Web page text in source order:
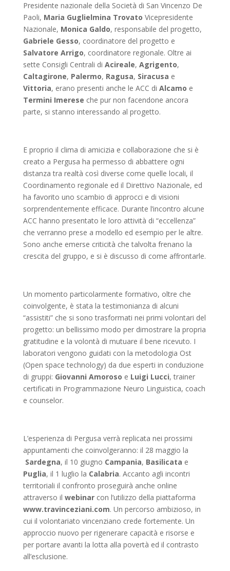
Presidente nazionale della Società di San Vincenzo De
Paoli, Maria Guglielmina Trovato Vicepresidente
Nazionale, Monica Galdo, responsabile del progetto,
Gabriele Gesso, coordinatore del progetto e
Salvatore Arrigo, coordinatore regionale. Oltre ai
sette Consigli Centrali di Acireale, Agrigento,
Caltagirone, Palermo, Ragusa, Siracusa e
Vittoria, erano presenti anche le ACC di Alcamo e
Termini Imerese che pur non facendone ancora
parte, si stanno interessando al progetto.
E proprio il clima di amicizia e collaborazione che si è
creato a Pergusa ha permesso di abbattere ogni
distanza tra realtà così diverse come quelle locali, il
Coordinamento regionale ed il Direttivo Nazionale, ed
ha favorito uno scambio di approcci e di visioni
sorprendentemente efficace. Durante l’incontro alcune
ACC hanno presentato le loro attività di “eccellenza”
che verranno prese a modello ed esempio per le altre.
Sono anche emerse criticità che talvolta frenano la
crescita del gruppo, e si è discusso di come affrontarle.
Un momento particolarmente formativo, oltre che
coinvolgente, è stata la testimonianza di alcuni
“assistiti” che si sono trasformati nei primi volontari del
progetto: un bellissimo modo per dimostrare la propria
gratitudine e la volontà di mutuare il bene ricevuto. I
laboratori vengono guidati con la metodologia Ost
(Open space technology) da due esperti in conduzione
di gruppi: Giovanni Amoroso e Luigi Lucci, trainer
certificati in Programmazione Neuro Linguistica, coach
e counselor.
L’esperienza di Pergusa verrà replicata nei prossimi
appuntamenti che coinvolgeranno: il 28 maggio la
Sardegna, il 10 giugno Campania, Basilicata e
Puglia, il 1 luglio la Calabria. Accanto agli incontri
territoriali il confronto proseguirà anche online
attraverso il webinarcon l’utilizzo della piattaforma
www.travinceziani.com. Un percorso ambizioso, in
cui il volontariato vincenziano crede fortemente. Un
approccio nuovo per rigenerare capacità e risorse e
per portare avanti la lotta alla povertà ed il contrasto
all’esclusione.